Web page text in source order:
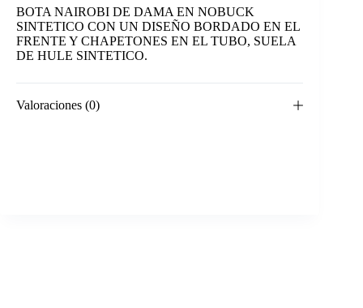
BOTA NAIROBI DE DAMA EN NOBUCK
SINTETICO CON UN DISEÑO BORDADO EN EL
FRENTE Y CHAPETONES EN EL TUBO, SUELA
DE HULE SINTETICO.
Valoraciones (0)